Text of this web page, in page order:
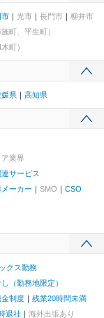
市 光市 長門市
柳井市
町、平生町）
町）
媛県 高知県
業界
サービス
ーカー SMO
CSO
クス勤務
（勤務地限定）
金制度
残業20時間未満
退社
海外出張あり